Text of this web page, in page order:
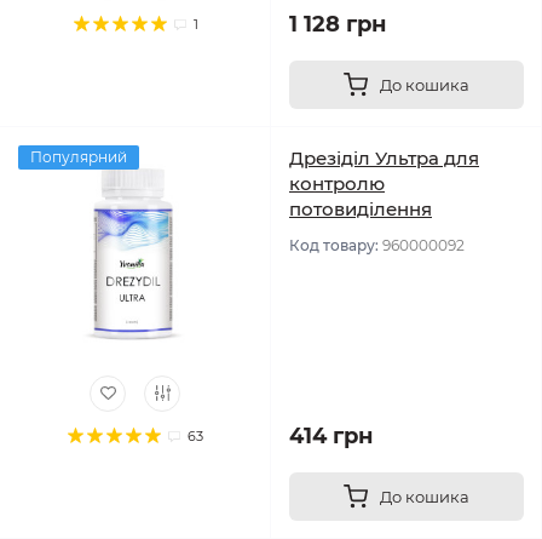
1 1 128 грн
До кошика
Популярний
63
Дрезіділ Ультра для
контролю
потовиділення
Код товару: 960000092
414 грн
До кошика